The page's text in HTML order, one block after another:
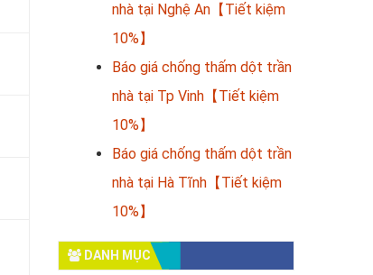
nhà tại Nghệ An【Tiết kiệm
10%】
Báo giá chống thấm dột trần
nhà tại Tp Vinh【Tiết kiệm
10%】
Báo giá chống thấm dột trần
nhà tại Hà Tĩnh【Tiết kiệm
10%】
DANH MỤC